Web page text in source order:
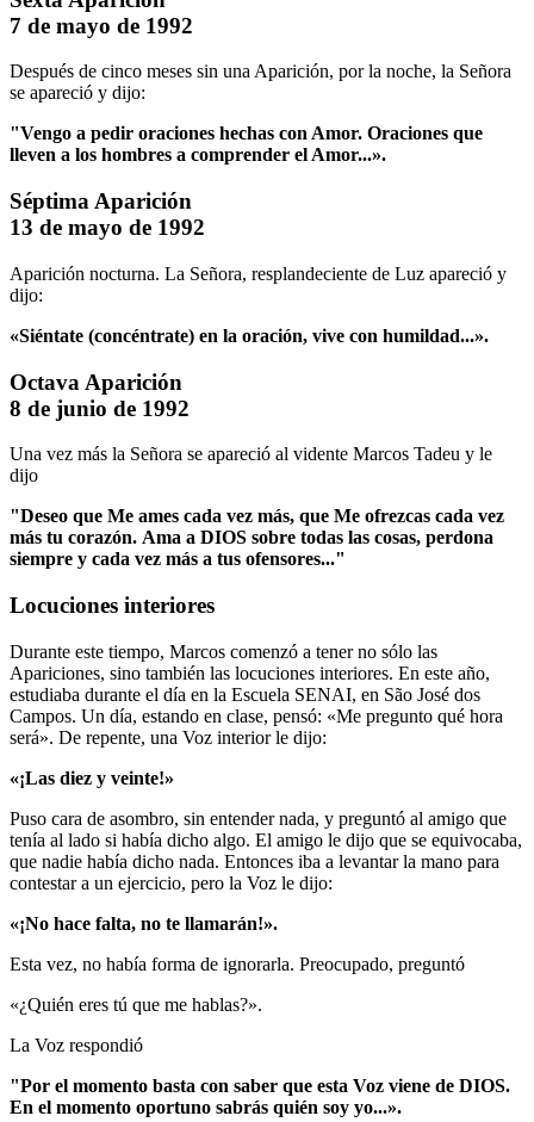
7 de mayo de 1992
Después de cinco meses sin una Aparición, por la noche, la Señora
se apareció y dijo:
"Vengo a pedir oraciones hechas con Amor. Oraciones que
lleven a los hombres a comprender el Amor...».
Séptima Aparición
13 de mayo de 1992
Aparición nocturna. La Señora, resplandeciente de Luz apareció y
dijo:
«Siéntate (concéntrate) en la oración, vive con humildad...».
Octava Aparición
8 de junio de 1992
Una vez más la Señora se apareció al vidente Marcos Tadeu y le
dijo
"Deseo que Me ames cada vez más, que Me ofrezcas cada vez
más tu corazón. Ama a DIOS sobre todas las cosas, perdona
siempre y cada vez más a tus ofensores..."
Locuciones interiores
Durante este tiempo, Marcos comenzó a tener no sólo las
Apariciones, sino también las locuciones interiores. En este año,
estudiaba durante el día en la Escuela SENAI, en São José dos
Campos. Un día, estando en clase, pensó: «Me pregunto qué hora
será». De repente, una Voz interior le dijo:
«¡Las diez y veinte!»
Puso cara de asombro, sin entender nada, y preguntó al amigo que
tenía al lado si había dicho algo. El amigo le dijo que se equivocaba,
que nadie había dicho nada. Entonces iba a levantar la mano para
contestar a un ejercicio, pero la Voz le dijo:
«¡No hace falta, no te llamarán!».
Esta vez, no había forma de ignorarla. Preocupado, preguntó
«¿Quién eres tú que me hablas?».
La Voz respondió
"Por el momento basta con saber que esta Voz viene de DIOS.
En el momento oportuno sabrás quién soy yo...».